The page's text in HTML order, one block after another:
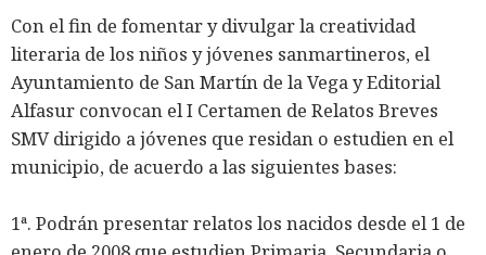
Con el fin de fomentar y divulgar la creatividad
literaria de los niños y jóvenes sanmartineros, el
Ayuntamiento de San Martín de la Vega y Editorial
Alfasur convocan el I Certamen de Relatos Breves
SMV dirigido a jóvenes que residan o estudien en el
municipio, de acuerdo a las siguientes bases:
1ª. Podrán presentar relatos los nacidos desde el 1 de